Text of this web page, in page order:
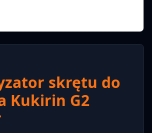
skrętu do
Kukirin G2